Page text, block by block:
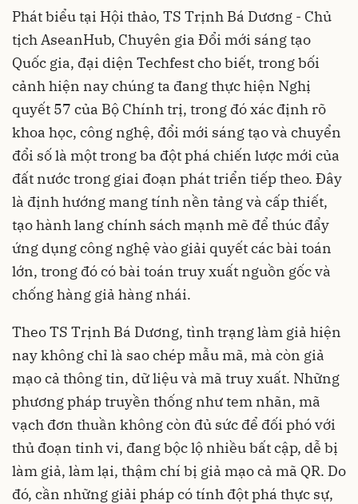
Phát biểu tại Hội thảo, TS Trịnh Bá Dương - Chủ
tịch AseanHub, Chuyên gia Đổi mới sáng tạo
Quốc gia, đại diện Techfest cho biết, trong bối
cảnh hiện nay chúng ta đang thực hiện Nghị
quyết 57 của Bộ Chính trị, trong đó xác định rõ
khoa học, công nghệ, đổi mới sáng tạo và chuyển
đổi số là một trong ba đột phá chiến lược mới của
đất nước trong giai đoạn phát triển tiếp theo. Đây
là định hướng mang tính nền tảng và cấp thiết,
tạo hành lang chính sách mạnh mẽ để thúc đẩy
ứng dụng công nghệ vào giải quyết các bài toán
lớn, trong đó có bài toán truy xuất nguồn gốc và
chống hàng giả hàng nhái.
Theo TS Trịnh Bá Dương, tình trạng làm giả hiện
nay không chỉ là sao chép mẫu mã, mà còn giả
mạo cả thông tin, dữ liệu và mã truy xuất. Những
phương pháp truyền thống như tem nhãn, mã
vạch đơn thuần không còn đủ sức để đối phó với
thủ đoạn tinh vi, đang bộc lộ nhiều bất cập, dễ bị
làm giả, làm lại, thậm chí bị giả mạo cả mã QR. Do
đó, cần những giải pháp có tính đột phá thực sự,